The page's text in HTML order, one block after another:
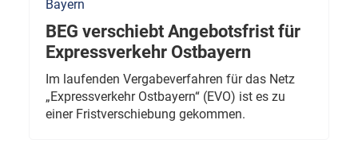
Bayern
BEG verschiebt Angebotsfrist für
Expressverkehr Ostbayern
Im laufenden Vergabeverfahren für das Netz
„Expressverkehr Ostbayern“ (EVO) ist es zu
einer Fristverschiebung gekommen.